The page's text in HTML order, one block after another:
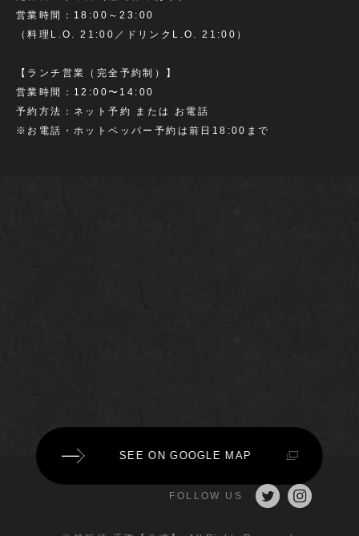
営業時間：18:00～23:00
（料理L.O. 21:00／ドリンクL.O. 21:00）
【ランチ営業（完全予約制）】
営業時間：12:00〜14:00
予約方法：ネット予約 または お電話
※お電話・ホットペッパー予約は前日18:00まで
SEE ON GOOGLE MAP
FOLLOW US